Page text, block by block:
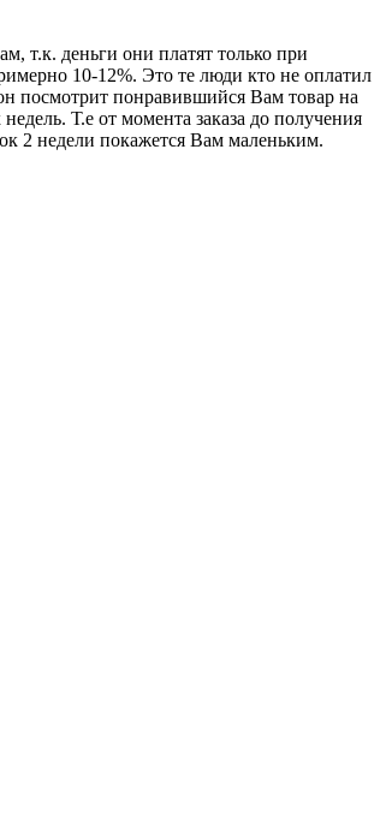
т.к. деньги они платят только при
10-12%. Это те люди кто не оплатил
посмотрит понравившийся Вам товар на
Т.е от момента заказа до получения
2 недели покажется Вам маленьким.